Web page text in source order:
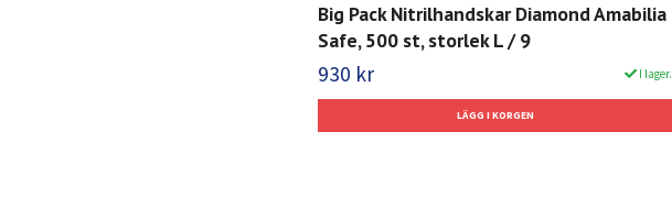
Big Pack Nitrilhandskar Diamond Amabilia
Safe, 500 st, storlek L / 9
930 kr I lager.